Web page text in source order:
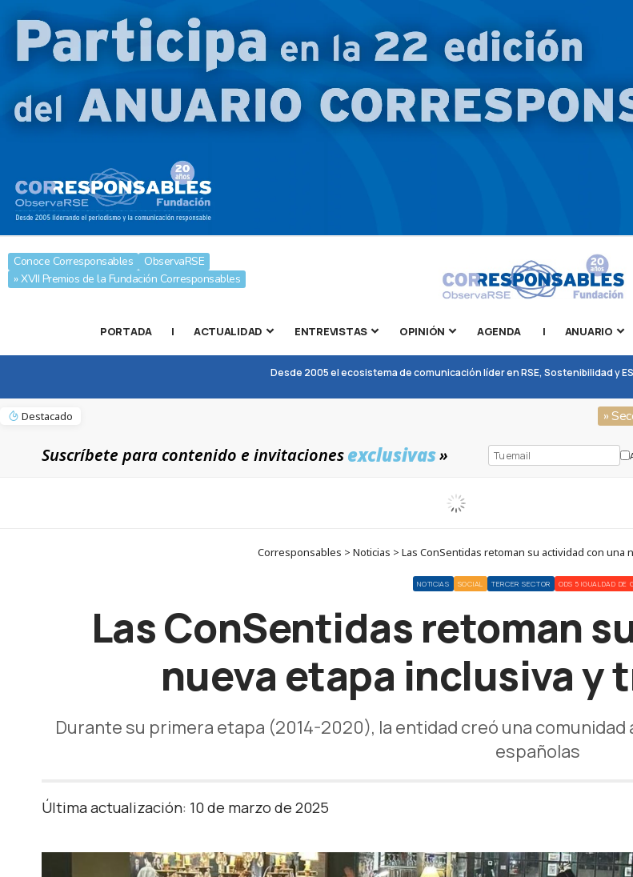
Conoce Corresponsables
ObservaRSE
» XVII Premios de la Fundación Corresponsables
PORTADA | ACTUALIDAD ENTREVISTAS OPINIÓN AGENDA | ANUARIO
Desde 2005 el ecosistema de comunicación líder en RSE, Sostenibilidad y
Destacado »
Suscríbete para contenido e invitacionesexclusivas»
Corresponsables > Noticias > Las ConSentidas retoman su actividad con
NOTICIAS SOCIAL TERCER SECTOR ODS 5 IGUALDAD DE
Las ConSentidas retoman
nueva etapa inclusiva y
Durante su primera etapa (2014-2020), la entidad creó una
españolas
Última actualización: 10 de marzo de 2025